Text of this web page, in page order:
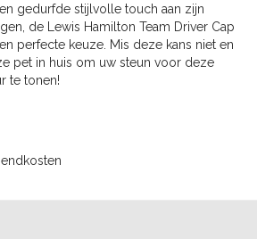
gedurfde stijlvolle touch aan zijn
de Lewis Hamilton Team Driver Cap
perfecte keuze. Mis deze kans niet en
pet in huis om uw steun voor deze
te tonen!